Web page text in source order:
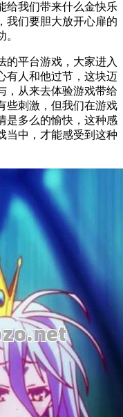
给我们带来什么金快乐
我们要胆大放开心扉的
的平台游戏，大家进入
有人和他过节，这块迈
，从来去体验游戏带给
些刺激，但我们在游戏
是多么的愉快，这种感
当中，才能感受到这种